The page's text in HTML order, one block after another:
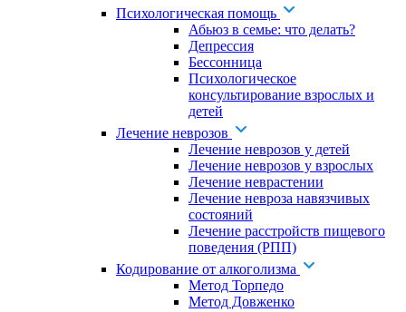
Психологическая помощь
Абьюз в семье: что делать?
Депрессия
Бессонница
Психологическое
консультирование взрослых и
детей
Лечение неврозов
Лечение неврозов у детей
Лечение неврозов у взрослых
Лечение неврастении
Лечение невроза навязчивых
состояний
Лечение расстройств пищевого
поведения (РПП)
Кодирование от алкоголизма
Метод Торпедо
Метод Довженко